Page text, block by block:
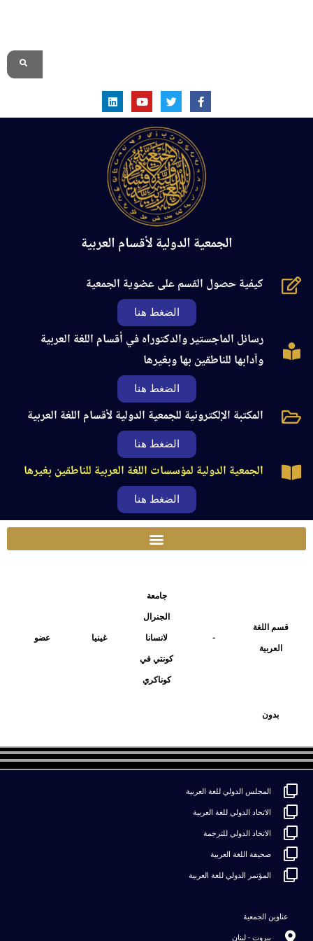
الجمعية الدولية لأقسام العربية
كيفية حصول القسم على عضوية الجمعية
الضغط هنا
رسائل الماجستير والدكتوراه في أقسام اللغة العربية
وآدابها للناطقين بها وبغيرها
الضغط هنا
المكتبة الإلكترونية للجمعية الدولية لأقسام اللغة العربية
الضغط هنا
الجمعية الدولية لمؤسسات اللغة العربية للناطقين بغيرها
الضغط هنا
قسم اللغة
العربية
-
جامعة
الجنرال
لانسانا
كونتي في
كوناكري
غينيا عضو
بدون
المجلس الدولي للغة العربية
الاتحاد الدولي للغة العربية
الاتحاد الدولي للترجمة
صحيفة اللغة العربية
المؤتمر الدولي للغة العربية
عناوين الجمعية
بيروت - لبنان